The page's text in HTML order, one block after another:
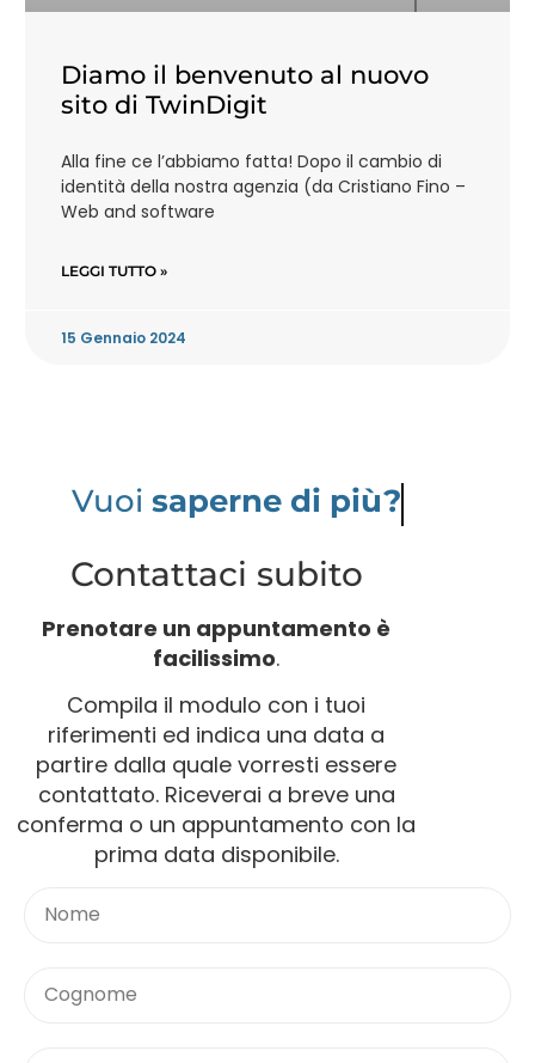
Diamo il benvenuto al nuovo
sito di TwinDigit
Alla fine ce l’abbiamo fatta! Dopo il cambio di
identità della nostra agenzia (da Cristiano Fino –
Web and software
LEGGI TUTTO »
15 Gennaio 2024
Vuoi saperne di più?
Contattaci subito
Prenotare un appuntamento è
facilissimo.
Compila il modulo con i tuoi
riferimenti ed indica una data a
partire dalla quale vorresti essere
contattato. Riceverai a breve una
conferma o un appuntamento con la
prima data disponibile.